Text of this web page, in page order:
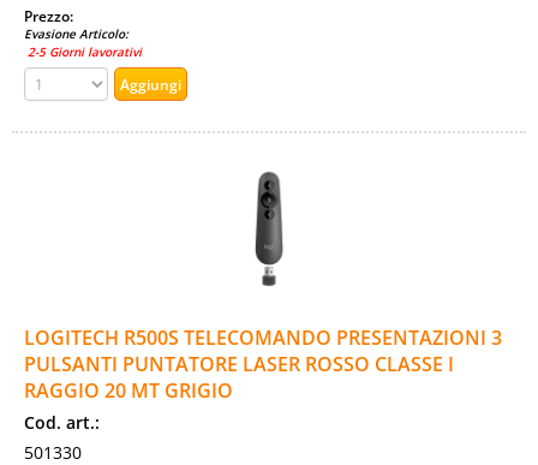
Prezzo:
Evasione Articolo:
2-5 Giorni lavorativi
LOGITECH R500S TELECOMANDO PRESENTAZIONI 3
PULSANTI PUNTATORE LASER ROSSO CLASSE I
RAGGIO 20 MT GRIGIO
Cod. art.:
501330